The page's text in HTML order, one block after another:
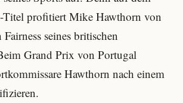
profitiert Mike Hawthorn von
seines britischen
Grand Prix von Portugal
Hawthorn nach einem